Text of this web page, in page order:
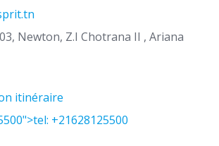
Newton, Z.I Chotrana II , Ariana
itinéraire
+21628125500